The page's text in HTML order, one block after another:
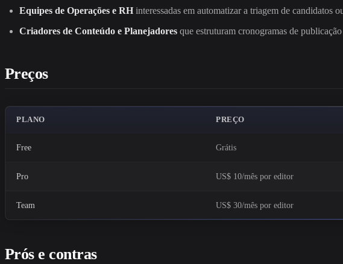
Equipes de Operações e RH interessadas em automatizar a triagem de candidatos
Criadores de Conteúdo e Planejadores que estruturam cronogramas de
Preços
PLANO PREÇO
Free Grátis
Pro US$ 10/mês por editor
Team US$ 30/mês por editor
Prós e contras